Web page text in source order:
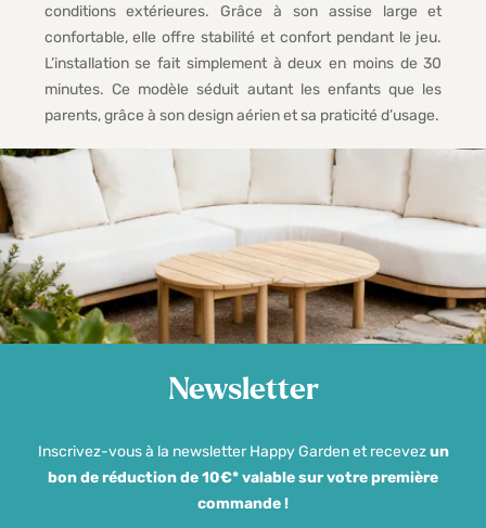
conditions extérieures. Grâce à son assise large et
confortable, elle offre stabilité et confort pendant le jeu.
L’installation se fait simplement à deux en moins de 30
minutes. Ce modèle séduit autant les enfants que les
parents, grâce à son design aérien et sa praticité d’usage.
Newsletter
Inscrivez-vous à la newsletter Happy Garden et recevezun
bon de réduction de 10€* valable sur votre première
commande !